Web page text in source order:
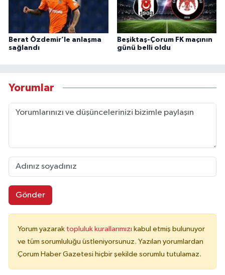
Berat Özdemir’le anlaşma
sağlandı
Beşiktaş-Çorum FK maçının
günü belli oldu
Yorumlar
Gönder
Yorum yazarak topluluk kurallarımızı kabul etmiş bulunuyor
ve tüm sorumluluğu üstleniyorsunuz. Yazılan yorumlardan
Çorum Haber Gazetesi hiçbir şekilde sorumlu tutulamaz.